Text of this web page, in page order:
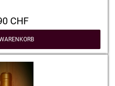
CHF